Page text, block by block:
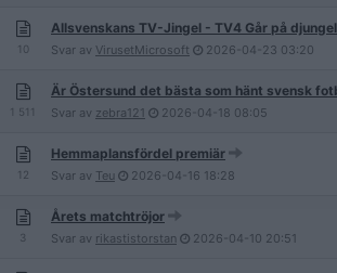
10
Allsvenskans TV-Jingel - TV4 Går på
Svar av VirusetMicrosoft 2026-04-23 03:20
1 511
Är Östersund det bästa som hänt svensk
Svar av zebra121 2026-04-18 08:05
12
Hemmaplansfördel premiär
Svar av Teu 2026-04-16 18:28
3
Årets matchtröjor
Svar av rikastistorstan 2026-04-10 20:51